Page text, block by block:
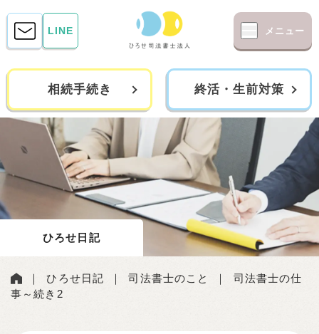
LINE メニュー
相続手続き 終活・生前対策
ひろせ日記
｜ひろせ日記 ｜司法書士のこと ｜ 司法書士の仕
事～続き2